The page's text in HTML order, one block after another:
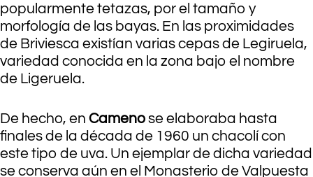
popularmente tetazas, por el tamaño y
morfología de las bayas. En las proximidades
de Briviesca existían varias cepas de Legiruela,
variedad conocida en la zona bajo el nombre
de Ligeruela.
De hecho, en Camenose elaboraba hasta
finales de la década de 1960 un chacolí con
este tipo de uva. Un ejemplar de dicha variedad
se conserva aún en el Monasterio de Valpuesta